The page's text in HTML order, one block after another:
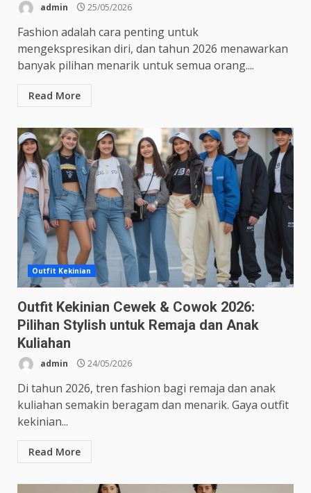
admin 25/05/2026
Fashion adalah cara penting untuk
mengekspresikan diri, dan tahun 2026 menawarkan
banyak pilihan menarik untuk semua orang....
Read More
Outfit Kekinian
Outfit Kekinian Cewek & Cowok 2026:
Pilihan Stylish untuk Remaja dan Anak
Kuliahan
admin 24/05/2026
Di tahun 2026, tren fashion bagi remaja dan anak
kuliahan semakin beragam dan menarik. Gaya outfit
kekinian...
Read More